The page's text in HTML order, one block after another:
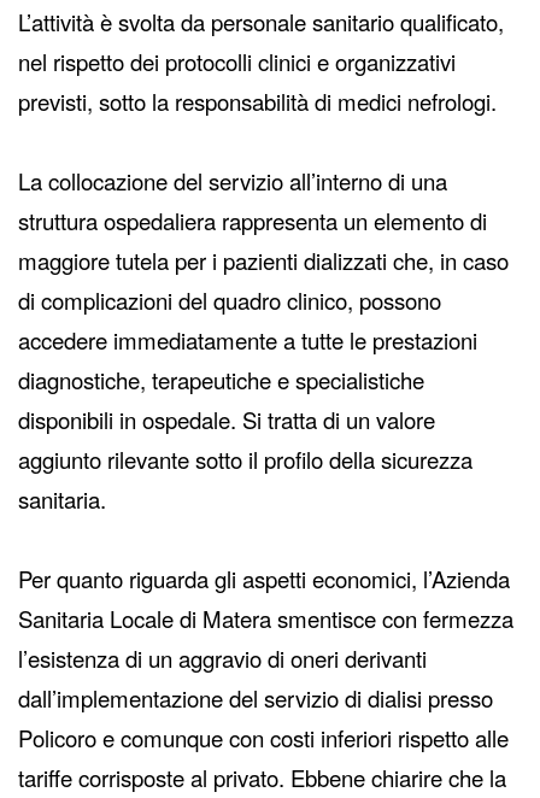
L’attività è svolta da personale sanitario qualificato,
nel rispetto dei protocolli clinici e organizzativi
previsti, sotto la responsabilità di medici nefrologi.
La collocazione del servizio all’interno di una
struttura ospedaliera rappresenta un elemento di
maggiore tutela per i pazienti dializzati che, in caso
di complicazioni del quadro clinico, possono
accedere immediatamente a tutte le prestazioni
diagnostiche, terapeutiche e specialistiche
disponibili in ospedale. Si tratta di un valore
aggiunto rilevante sotto il profilo della sicurezza
sanitaria.
Per quanto riguarda gli aspetti economici, l’Azienda
Sanitaria Locale di Matera smentisce con fermezza
l’esistenza di un aggravio di oneri derivanti
dall’implementazione del servizio di dialisi presso
Policoro e comunque con costi inferiori rispetto alle
tariffe corrisposte al privato. Ebbene chiarire che la